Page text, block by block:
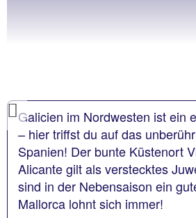
Previous
Galicien im Nordwesten ist ein
– hier triffst du auf das
Spanien! Der bunte Küstenort
Alicante gilt als verstecktes
sind in der Nebensaison ein
Mallorca lohnt sich immer!